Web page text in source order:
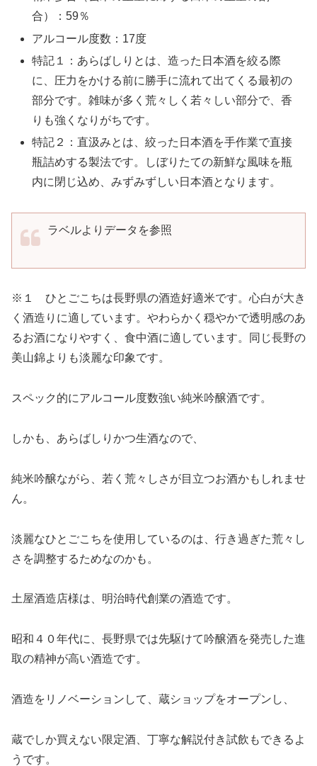
合）：59％
アルコール度数：17度
特記１：あらばしりとは、造った日本酒を絞る際
に、圧力をかける前に勝手に流れて出てくる最初の
部分です。雑味が多く荒々しく若々しい部分で、香
りも強くなりがちです。
特記２：直汲みとは、絞った日本酒を手作業で直接
瓶詰めする製法です。しぼりたての新鮮な風味を瓶
内に閉じ込め、みずみずしい日本酒となります。
ラベルよりデータを参照
※１ ひとごこちは長野県の酒造好適米です。心白が大き
く酒造りに適しています。やわらかく穏やかで透明感のあ
るお酒になりやすく、食中酒に適しています。同じ長野の
美山錦よりも淡麗な印象です。
スペック的にアルコール度数強い純米吟醸酒です。
しかも、あらばしりかつ生酒なので、
純米吟醸ながら、若く荒々しさが目立つお酒かもしれませ
ん。
淡麗なひとごこちを使用しているのは、行き過ぎた荒々し
さを調整するためなのかも。
土屋酒造店様は、明治時代創業の酒造です。
昭和４０年代に、長野県では先駆けて吟醸酒を発売した進
取の精神が高い酒造です。
酒造をリノベーションして、蔵ショップをオープンし、
蔵でしか買えない限定酒、丁寧な解説付き試飲もできるよ
うです。